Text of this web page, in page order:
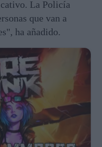
La Policía
que van a
ha añadido.